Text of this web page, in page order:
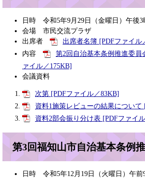
日時 令和5年9月29日（金曜日）午後3
会場 市民交流プラザ
出席者
出席者名簿 [PDFファイル
内容
第2回自治基本条例推進委員
ァイル／175KB]
会議資料
次第 [PDFファイル／83KB]
資料1施策レビューの結果について
資料2部会振り分け表 [PDFファイ
第3回福知山市自治基本条例
日時 令和5年12月19日（火曜日）午前